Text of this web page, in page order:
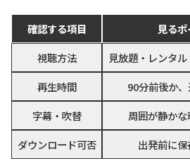
確認する項目 見る
視聴方法
見放題・レンタ
再生時間
90分前後か
字幕・吹替
周囲が静か
ダウンロード可否
出発前に